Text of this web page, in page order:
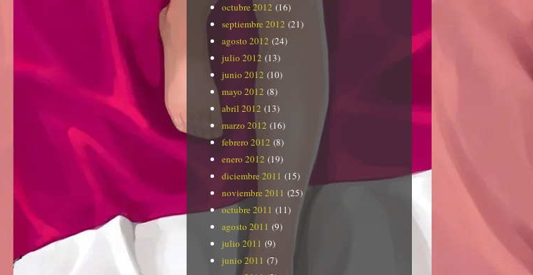
octubre 2012 (16)
septiembre 2012 (21)
agosto 2012 (24)
julio 2012 (13)
junio 2012 (10)
mayo 2012 (8)
abril 2012 (13)
marzo 2012 (16)
febrero 2012 (8)
enero 2012 (19)
diciembre 2011 (15)
noviembre 2011 (25)
octubre 2011 (11)
agosto 2011 (9)
julio 2011 (9)
junio 2011 (7)